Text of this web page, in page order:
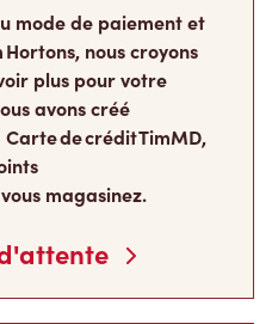
nous croyons
plus pour votre
avons créé
de crédit TimMD,
magasinez.